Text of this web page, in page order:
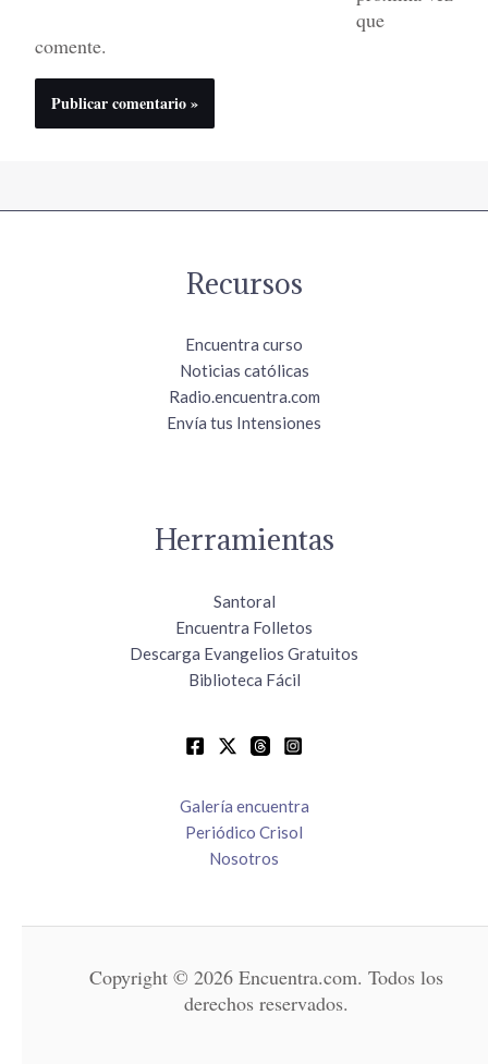
que
comente.
Recursos
Encuentra curso
Noticias católicas
Radio.encuentra.com
Envía tus Intensiones
Herramientas
Santoral
Encuentra Folletos
Descarga Evangelios Gratuitos
Biblioteca Fácil
Galería encuentra
Periódico Crisol
Nosotros
Copyright © 2026 Encuentra.com. Todos los
derechos reservados.